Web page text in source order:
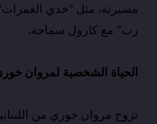
مسيرته، مثل "خدي
رب" مع كارول سماحة.
الحياة الشخصية لمروان
تزوج مروان خوري من